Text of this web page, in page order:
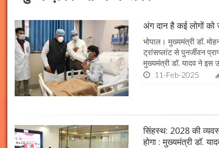
अंग दान है कई लोगों को
भोपाल। मुख्यमंत्री डॉ.
ट्रांसप्लांट से पुनर्जीवन
मुख्यमंत्री डॉ. यादव ने इस
11-Feb-2025
सिंहस्थ: 2028 की
होगा : मुख्यमंत्री डॉ.